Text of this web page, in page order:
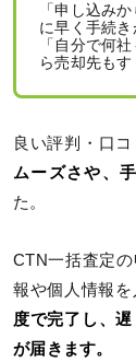
「申し込み
に早く手続き
「自分で何
ら売却先もす
良い評判・口コ
ムーズさや、
た。
CTN一括査定
報や個人情報を
度で完了し、
が届きます。